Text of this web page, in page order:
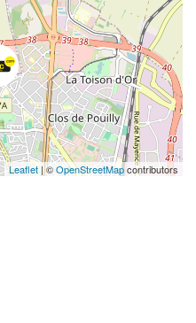
Leaflet | ©OpenStreetMapcontributors